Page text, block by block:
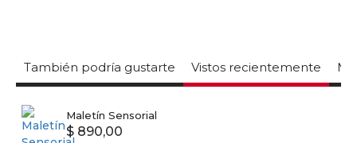
También podría gustarte Vistos recientemente
Maletín Sensorial
$ 890,00